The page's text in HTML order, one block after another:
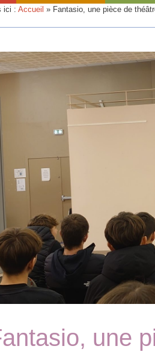
ici : Accueil » Fantasio, une pièce de
une